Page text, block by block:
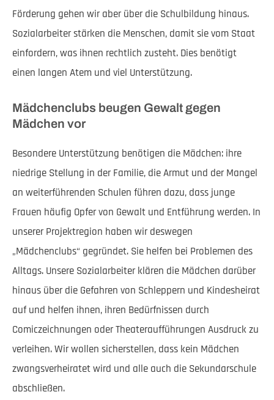
Förderung gehen wir aber über die Schulbildung hinaus.
Sozialarbeiter stärken die Menschen, damit sie vom Staat
einfordern, was ihnen rechtlich zusteht. Dies benötigt
einen langen Atem und viel Unterstützung.
Mädchenclubs beugen Gewalt gegen
Mädchen vor
Besondere Unterstützung benötigen die Mädchen: ihre
niedrige Stellung in der Familie, die Armut und der Mangel
an weiterführenden Schulen führen dazu, dass junge
Frauen häufig Opfer von Gewalt und Entführung werden. In
unserer Projektregion haben wir deswegen
„Mädchenclubs“ gegründet. Sie helfen bei Problemen des
Alltags. Unsere Sozialarbeiter klären die Mädchen darüber
hinaus über die Gefahren von Schleppern und Kindesheirat
auf und helfen ihnen, ihren Bedürfnissen durch
Comiczeichnungen oder Theateraufführungen Ausdruck zu
verleihen. Wir wollen sicherstellen, dass kein Mädchen
zwangsverheiratet wird und alle auch die Sekundarschule
abschließen.